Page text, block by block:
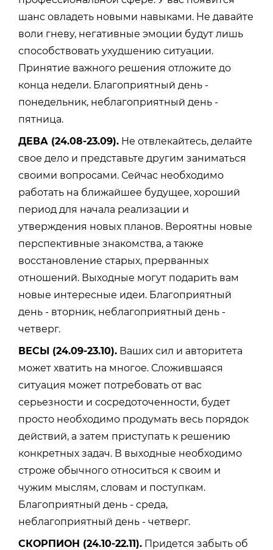
шанс овладеть новыми навыками. Не давайте
воли гневу, негативные эмоции будут лишь
способствовать ухудшению ситуации.
Принятие важного решения отложите до
конца недели. Благоприятный день -
понедельник, неблагоприятный день -
пятница.
ДЕВА (24.08-23.09). Не отвлекайтесь, делайте
свое дело и представьте другим заниматься
своими вопросами. Сейчас необходимо
работать на ближайшее будущее, хороший
период для начала реализации и
утверждения новых планов. Вероятны новые
перспективные знакомства, а также
восстановление старых, прерванных
отношений. Выходные могут подарить вам
новые интересные идеи. Благоприятный
день - вторник, неблагоприятный день -
четверг.
ВЕСЫ (24.09-23.10). Ваших сил и авторитета
может хватить на многое. Сложившаяся
ситуация может потребовать от вас
серьезности и сосредоточенности, будет
просто необходимо продумать весь порядок
действий, а затем приступать к решению
конкретных задач. В выходные необходимо
строже обычного относиться к своим и
чужим мыслям, словам и поступкам.
Благоприятный день - среда,
неблагоприятный день - четверг.
СКОРПИОН (24.10-22.11). Придется забыть об